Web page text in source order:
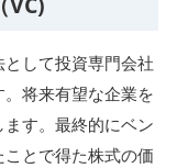
して投資専門会社
将来有望な企業を
す。最終的にベン
とで得た株式の価